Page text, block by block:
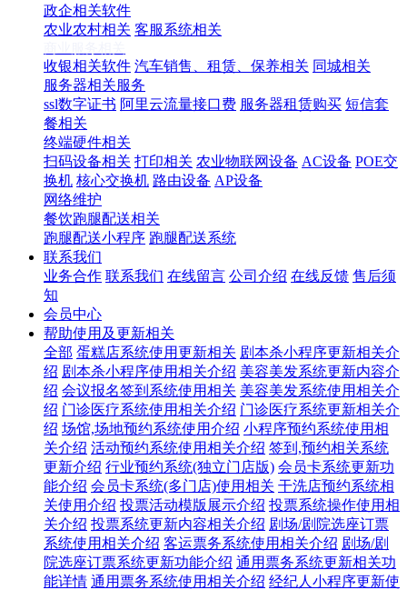
政企相关软件
农业农村相关 客服系统相关
收银相关软件 汽车销售、租赁、保养相关 同城相关
服务器相关服务
ssl数字证书 阿里云流量接口费 服务器租赁购买 短信套
餐相关
终端硬件相关
扫码设备相关 打印相关 农业物联网设备 AC设备 POE交
换机 核心交换机 路由设备 AP设备
网络维护
餐饮跑腿配送相关
跑腿配送小程序 跑腿配送系统
联系我们
业务合作 联系我们 在线留言 公司介绍 在线反馈 售后须
知
会员中心
帮助使用及更新相关
全部 蛋糕店系统使用更新相关 剧本杀小程序更新相关介
绍 剧本杀小程序使用相关介绍 美容美发系统更新内容介
绍 会议报名签到系统使用相关 美容美发系统使用相关介
绍 门诊医疗系统使用相关介绍 门诊医疗系统更新相关介
绍 场馆,场地预约系统使用介绍 小程序预约系统使用相
关介绍 活动预约系统使用相关介绍 签到,预约相关系统
更新介绍 行业预约系统(独立门店版) 会员卡系统更新功
能介绍 会员卡系统(多门店)使用相关 干洗店预约系统相
关使用介绍 投票活动模版展示介绍 投票系统操作使用相
关介绍 投票系统更新内容相关介绍 剧场/剧院选座订票
系统使用相关介绍 客运票务系统使用相关介绍 剧场/剧
院选座订票系统更新功能介绍 通用票务系统更新相关功
能详情 通用票务系统使用相关介绍 经纪人小程序更新使